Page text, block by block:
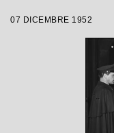
Victor de
07 DICEMBRE 1952